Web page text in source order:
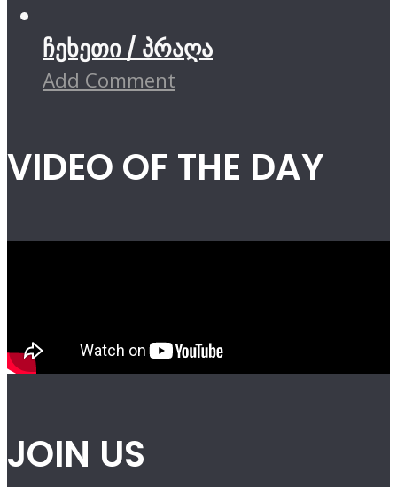
ჩეხეთი / პრაღა
Add Comment
VIDEO OF THE DAY
JOIN US